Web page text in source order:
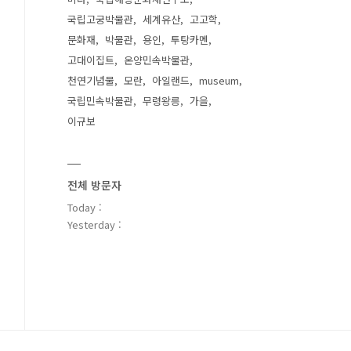
국립고궁박물관
세계유산
고고학
문화재
박물관 용인
투탕카멘
고대이집트
온양민속박물관
천연기념물
모란 아일랜드
museum
국립민속박물관
무령왕릉
가을
이규보
전체 방문자
Today :
Yesterday :